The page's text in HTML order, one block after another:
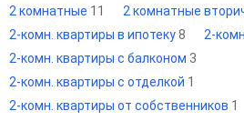
2 комнатные 11 2 комнатные
2-комн. квартиры в ипотеку8 2-
2-комн. квартиры с балконом 3
2-комн. квартиры с отделкой 1
2-комн. квартиры от собственников 1